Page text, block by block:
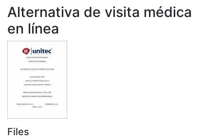
All of DSpace
Statistics
Alternativa de visita médica
en línea
Files